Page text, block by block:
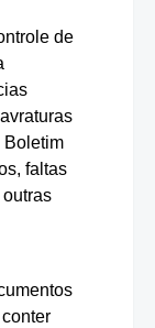
de
Boletim
faltas